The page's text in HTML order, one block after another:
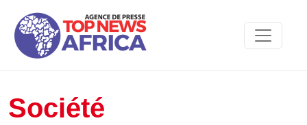
Société